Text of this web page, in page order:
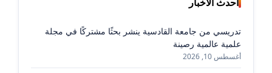
تدريسي من جامعة القادسية ينشر بحثًا مشتركًا في مجلة
علمية عالمية رصينة
أغسطس 10, 2026